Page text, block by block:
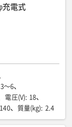
電式
3〜6
電圧(V): 18
140 質量(kg): 2.4